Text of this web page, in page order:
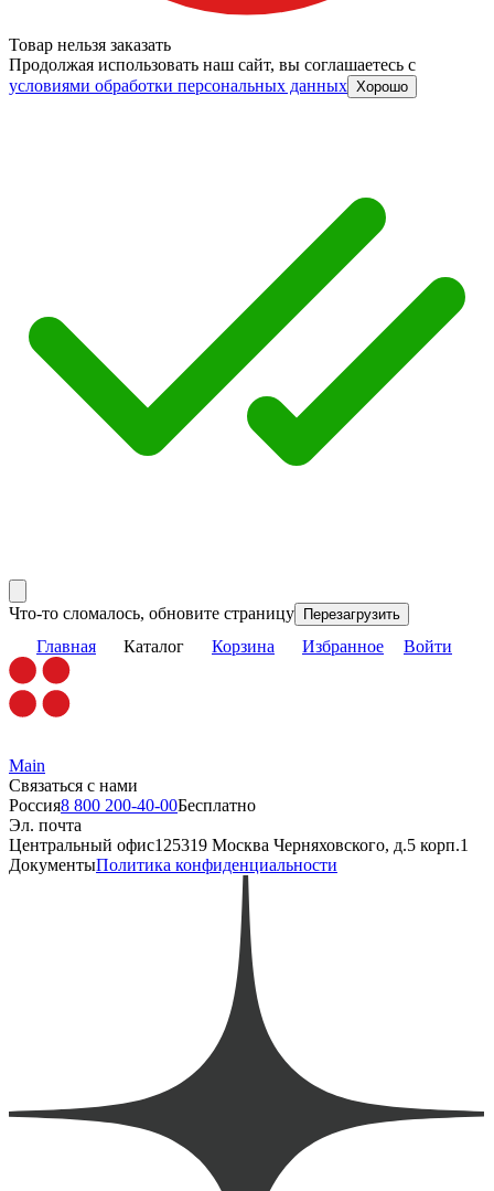
Товар нельзя заказать
Продолжая использовать наш сайт, вы соглашаетесь c
условиями обработки персональных данных Хорошо
Что-то сломалось, обновите страницу Перезагрузить
Главная Каталог Корзина Избранное Войти
Main
Связаться с нами
Россия8 800 200-40-00Бесплатно
Эл. почта
Центральный офис125319 Москва Черняховского, д.5 корп.1
ДокументыПолитика конфиденциальности